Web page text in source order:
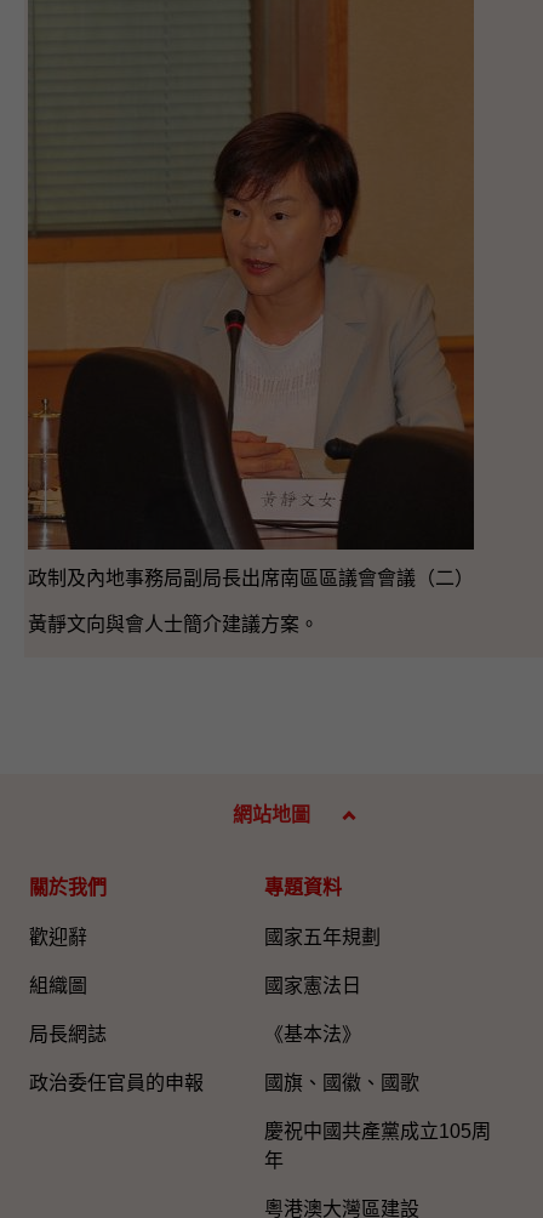
政制及內地事務局副局長出席南區區議會會議（二）
黃靜文向與會人士簡介建議方案。
網站地圖
關於我們
歡迎辭
組織圖​
局長網誌
政治委任官員的申報
專題資料
國家五年規劃
國家憲法日
《基本法》
國旗、國徽、國歌
慶祝中國共產黨成立105周
年
粵港澳大灣區建設